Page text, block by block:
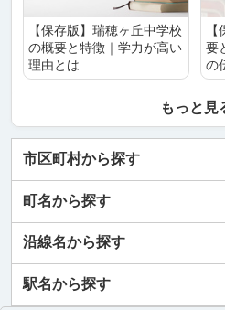
【保存版】瑞穂ヶ丘中学校
の概要と特徴｜学力が高い
理由とは
要
の
もっと見
市区町村から探す
町名から探す
沿線名から探す
駅名から探す